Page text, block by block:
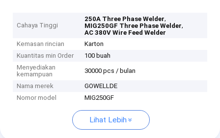
Cahaya Tinggi
250A Three Phase Welder,
MIG250GF Three Phase Welder,
AC 380V Wire Feed Welder
Kemasan rincian
Karton
Kuantitas min Order
100 buah
Menyediakan
kemampuan
30000 pcs / bulan
Nama merek
GOWELLDE
Nomor model
MIG250GF
Lihat Lebih